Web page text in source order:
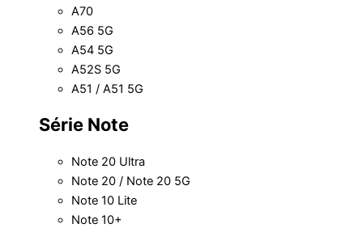
A70
A56 5G
A54 5G
A52S 5G
A51 / A51 5G
Série Note
Note 20 Ultra
Note 20 / Note 20 5G
Note 10 Lite
Note 10+